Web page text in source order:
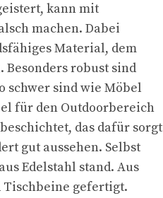
kann mit
machen. Dabei
Material, dem
robust sind
schwer sind wie Möbel
für den Outdoorbereich
das dafür sorgt
gut aussehen. Selbst
Edelstahl stand. Aus
Tischbeine gefertigt.